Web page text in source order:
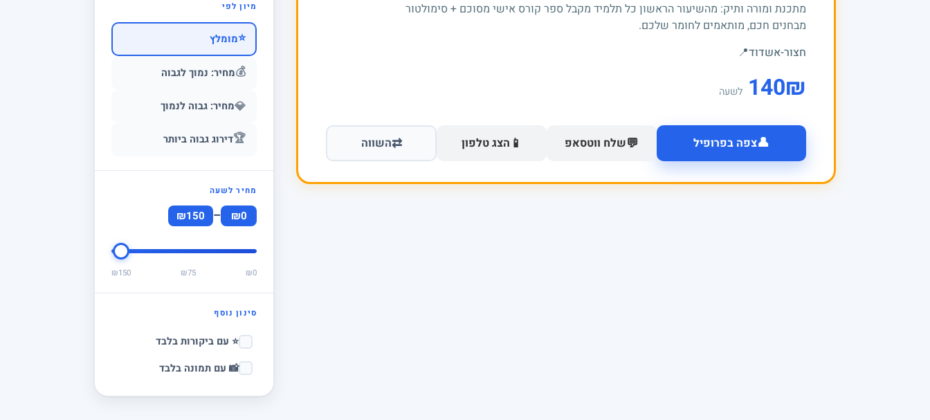
מיון לפי
⭐מומלץ
💰מחיר: נמוך לגבוה
💎מחיר: גבוה לנמוך
🏆דירוג גבוה ביותר
מחיר לשעה
₪0
–
₪150
₪0
₪75
₪150
סינון נוסף
⭐ עם ביקורות בלבד
📸 עם תמונה בלבד
מתכנת ומורה ותיק: מהשיעור הראשון כל תלמיד מקבל ספר קורס אישי מסוכם + סימולטור
מבחנים חכם, מותאמים לחומר שלכם.
חצור-אשדוד📍
₪
140 לשעה
👤צפה בפרופיל 💬שלח ווטסאפ 📱 הצג טלפון ⇄השווה